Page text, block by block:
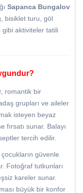
Sapanca Bungalov
bisiklet turu, göl
gibi aktiviteler tatili
romantik bir
grupları ve aileler
isteyen beyaz
fırsatı sunar. Balayı
tercih edilir.
güvenle
Fotoğraf tutkunları
kareler sunar.
büyük bir konfor